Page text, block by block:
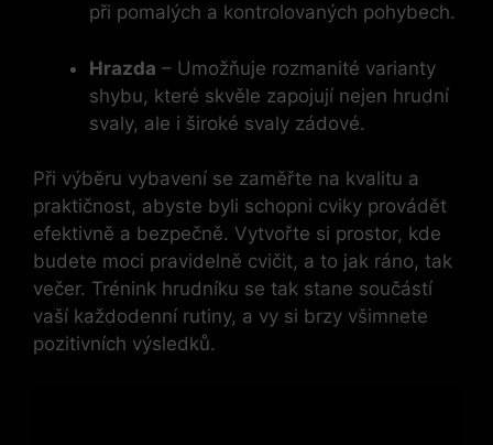
při pomalých a kontrolovaných pohybech.
Hrazda – Umožňuje rozmanité varianty
shybu, které skvěle zapojují nejen hrudní
svaly, ale i široké svaly zádové.
Při výběru vybavení se zaměřte na kvalitu a
praktičnost, abyste byli schopni cviky provádět
efektivně a bezpečně. Vytvořte si prostor, kde
budete moci pravidelně cvičit, a to jak ráno, tak
večer. Trénink hrudníku se tak stane součástí
vaší každodenní rutiny, a vy si brzy všimnete
pozitivních výsledků.